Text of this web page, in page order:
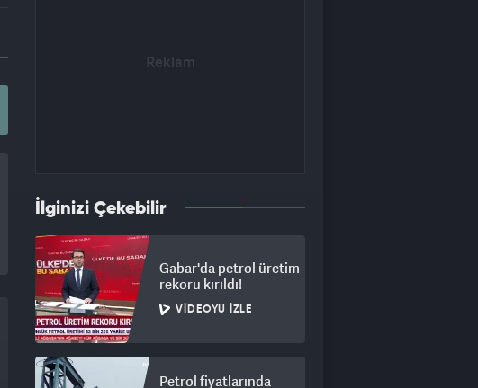
İlginizi Çekebilir
Gabar'da petrol üretim
rekoru kırıldı!
VIDEOYU İZLE
Petrol fiyatlarında